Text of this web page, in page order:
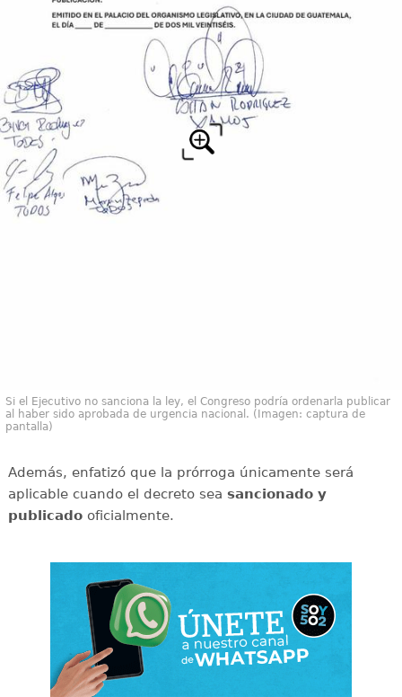
Si el Ejecutivo no sanciona la ley, el Congreso podría ordenarla publicar
al haber sido aprobada de urgencia nacional. (Imagen: captura de
pantalla)
Además, enfatizó que la prórroga únicamente será
aplicable cuando el decreto sea sancionado y
publicadooficialmente.